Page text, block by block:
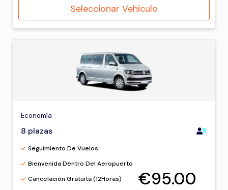
Seleccionar Vehículo
Economía
8 plazas 8
Seguimiento De Vuelos
Bienvenida Dentro Del Aeropuerto
Cancelación Gratuita (12Horas)
€95.00